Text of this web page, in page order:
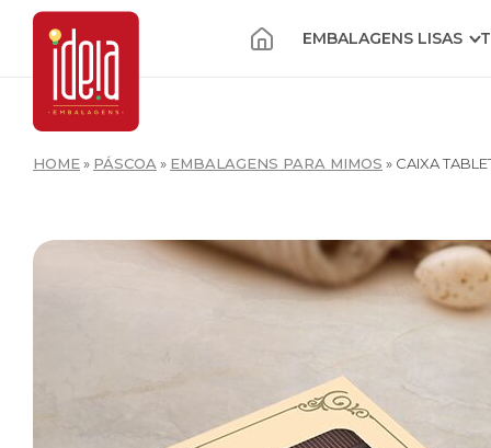
EMBALAGENS LISAS
HOME» PÁSCOA » EMBALAGENS PARA MIMOS » CAIXA